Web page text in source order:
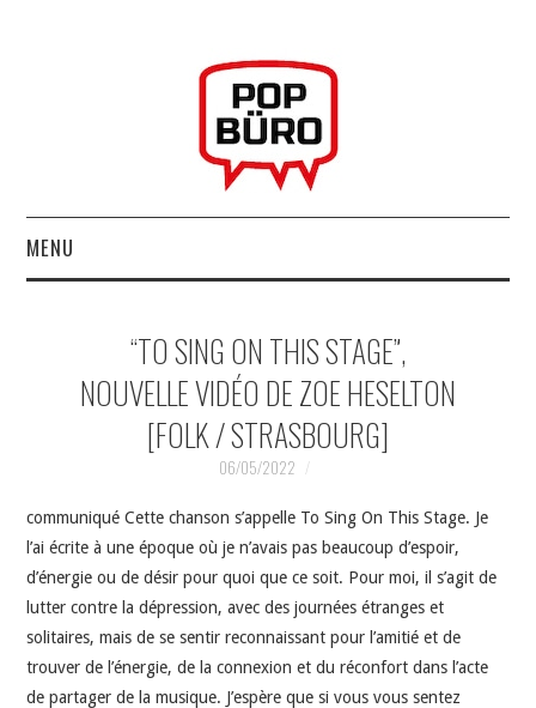
MENU
MUSIQUESACTUELLES.NET
GABBA GABBA HEY !
INDÉPENDANTS
DOKO
“TO SING ON THIS STAGE”,
NOUVELLE VIDÉO DE ZOE HESELTON
[FOLK / STRASBOURG]
06/05/2022
communiqué Cette chanson s’appelle To Sing On This Stage. Je
l’ai écrite à une époque où je n’avais pas beaucoup d’espoir,
d’énergie ou de désir pour quoi que ce soit. Pour moi, il s’agit de
lutter contre la dépression, avec des journées étranges et
solitaires, mais de se sentir reconnaissant pour l’amitié et de
trouver de l’énergie, de la connexion et du réconfort dans l’acte
de partager de la musique. J’espère que si vous vous sentez